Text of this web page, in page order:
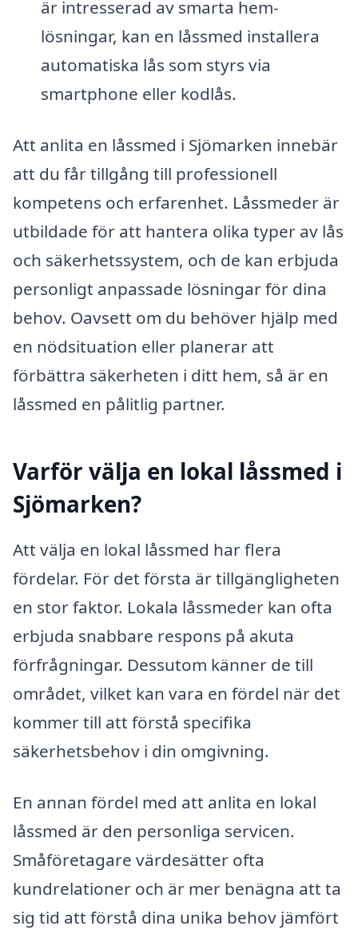
är intresserad av smarta hem-
lösningar, kan en låssmed installera
automatiska lås som styrs via
smartphone eller kodlås.
Att anlita en låssmed i Sjömarken innebär
att du får tillgång till professionell
kompetens och erfarenhet. Låssmeder är
utbildade för att hantera olika typer av lås
och säkerhetssystem, och de kan erbjuda
personligt anpassade lösningar för dina
behov. Oavsett om du behöver hjälp med
en nödsituation eller planerar att
förbättra säkerheten i ditt hem, så är en
låssmed en pålitlig partner.
Varför välja en lokal låssmed i
Sjömarken?
Att välja en lokal låssmed har flera
fördelar. För det första är tillgängligheten
en stor faktor. Lokala låssmeder kan ofta
erbjuda snabbare respons på akuta
förfrågningar. Dessutom känner de till
området, vilket kan vara en fördel när det
kommer till att förstå specifika
säkerhetsbehov i din omgivning.
En annan fördel med att anlita en lokal
låssmed är den personliga servicen.
Småföretagare värdesätter ofta
kundrelationer och är mer benägna att ta
sig tid att förstå dina unika behov jämfört